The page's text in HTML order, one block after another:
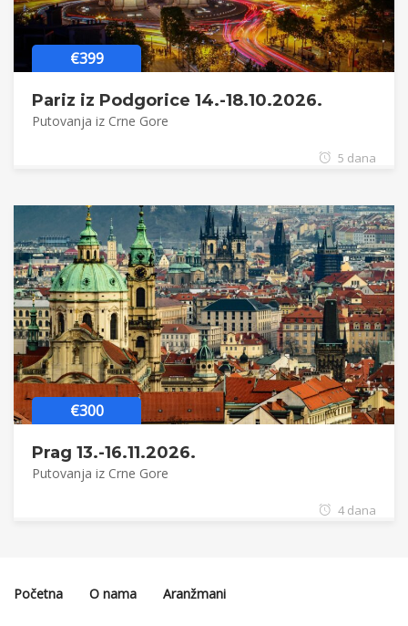
€399
Pariz iz Podgorice 14.-18.10.2026.
Putovanja iz Crne Gore
5 dana
€300
Prag 13.-16.11.2026.
Putovanja iz Crne Gore
4 dana
Početna O nama Aranžmani